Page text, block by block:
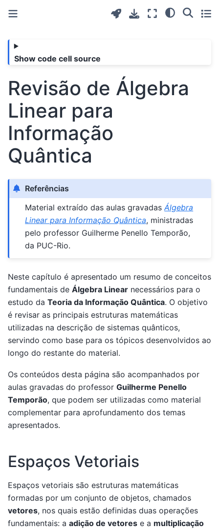
Show code cell source
Revisão de Álgebra
Linear para
Informação
Quântica
Referências
Material extraído das aulas gravadasÁlgebra
Linear para Informação Quântica, ministradas
pelo professor Guilherme Penello Temporão,
da PUC-Rio.
Neste capítulo é apresentado um resumo de conceitos
fundamentais de Álgebra Linear necessários para o
estudo da Teoria da Informação Quântica. O objetivo
é revisar as principais estruturas matemáticas
utilizadas na descrição de sistemas quânticos,
servindo como base para os tópicos desenvolvidos ao
longo do restante do material.
Os conteúdos desta página são acompanhados por
aulas gravadas do professor Guilherme Penello
Temporão, que podem ser utilizadas como material
complementar para aprofundamento dos temas
apresentados.
Espaços Vetoriais
Espaços vetoriais são estruturas matemáticas
formadas por um conjunto de objetos, chamados
vetores, nos quais estão definidas duas operações
fundamentais: a adição de vetores e a multiplicação